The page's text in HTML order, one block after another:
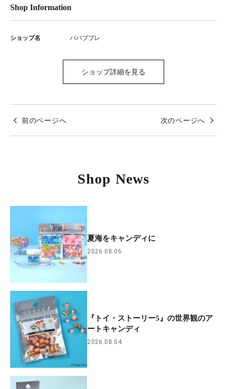
Shop Information
ショップ名 パパブブレ
ショップ詳細を見る
前のページへ 次のページへ
Shop News
夏海をキャンディに
2026.08.06
『トイ・ストーリー5』の世界観のア
ートキャンディ
2026.08.04